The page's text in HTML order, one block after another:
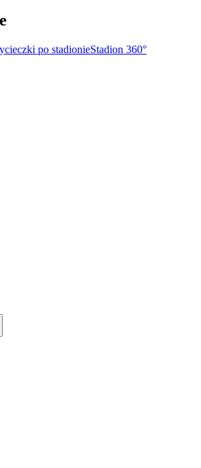
po stadionieStadion 360°